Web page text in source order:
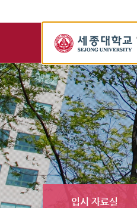
학
교
입
학
정
보
입시 자료실